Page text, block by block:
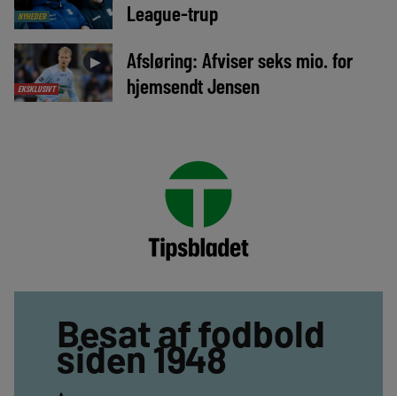
NYHEDER
League-trup
EKSKLUSIVT
►
Afsløring: Afviser seks mio. for
hjemsendt Jensen
Besat af fodbold
siden 1948